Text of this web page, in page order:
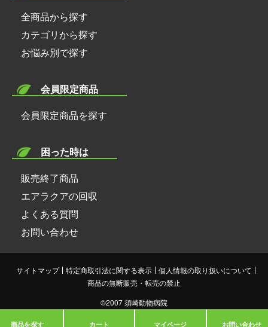
商品を探す カート マイページ お問い合わせ
全商品から探す
カテゴリから探す
お悩み別で探す
会員限定商品
会員限定商品を探す
困った時は
販売終了商品
エアラクアの回収
よくある質問
お問い合わせ
サイトマップ 特定商取引法に関する表示
個人情報の取り扱いについて
商品の無断販売・転売の禁止
©︎2007 須崎動物病院